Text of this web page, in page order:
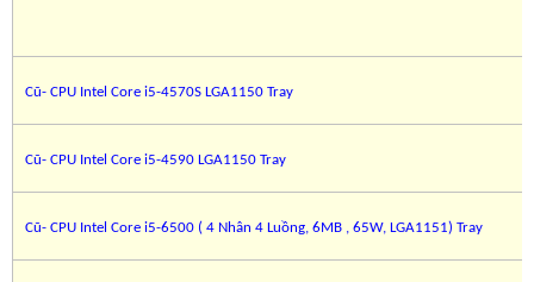
Cũ- CPU Intel Core i5-4570S LGA1150 Tray
Cũ- CPU Intel Core i5-4590 LGA1150 Tray
Cũ- CPU Intel Core i5-6500 ( 4 Nhân 4 Luồng, 6MB , 65W, LGA1151) Tray